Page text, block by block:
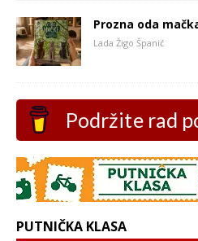
Prozna oda
Lada Žigo Španić
Podržite rad
PUTNIČKA KLASA